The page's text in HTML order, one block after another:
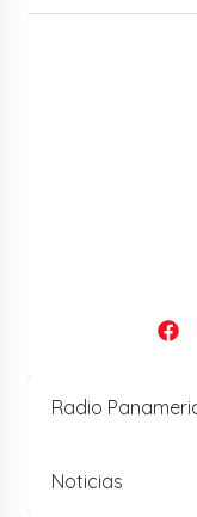
Radio
Noticias